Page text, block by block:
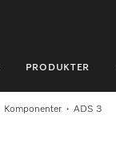
PRODUKTER
Komponenter ADS 3